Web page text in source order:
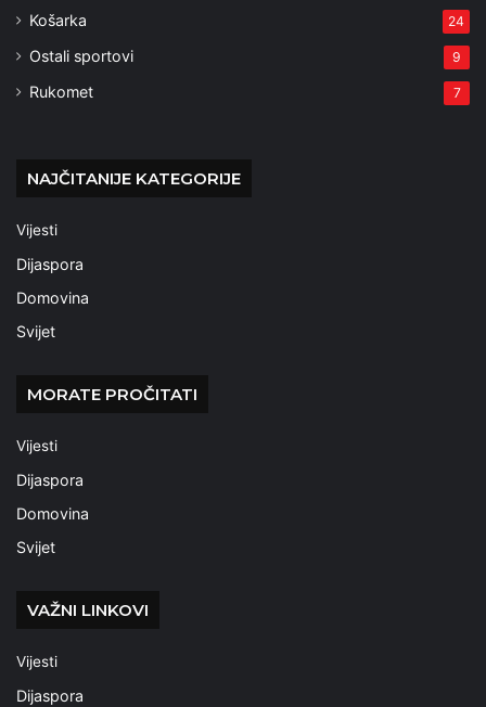
Košarka 24
Ostali sportovi 9
Rukomet 7
NAJČITANIJE KATEGORIJE
Vijesti
Dijaspora
Domovina
Svijet
MORATE PROČITATI
Vijesti
Dijaspora
Domovina
Svijet
VAŽNI LINKOVI
Vijesti
Dijaspora